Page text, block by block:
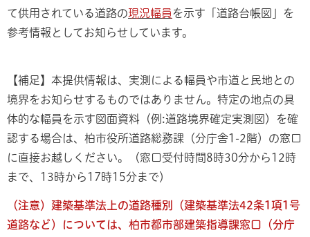
て供用されている道路の現況幅員を示す「道路台帳図」を
参考情報としてお知らせしています。
【補足】本提供情報は、実測による幅員や市道と民地との
境界をお知らせするものではありません。特定の地点の具
体的な幅員を示す図面資料（例:道路境界確定実測図）を確
認する場合は、柏市役所道路総務課（分庁舎1-2階）の窓口
に直接お越しください。（窓口受付時間8時30分から12時
まで、13時から17時15分まで）
（注意）建築基準法上の道路種別（建築基準法42条1項1号
道路など）については、柏市都市部建築指導課窓口（分庁